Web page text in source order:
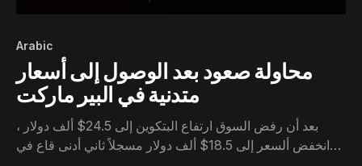
Arabic
محاولة صعود بعد الوصول إلى أسعار
متدنية في البير ماركت
بعد أن رفض السوق ارتفاع البتكوين إلى 24.5$ ألف دولار ،
انخفض ألسعر إلى 18.5$ ألف دولار مسجلاً ثاني أدنى قاع في